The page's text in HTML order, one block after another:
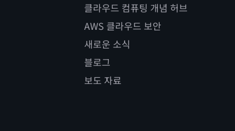
클라우드 컴퓨팅 개념 허브
AWS 클라우드 보안
새로운 소식
블로그
보도 자료